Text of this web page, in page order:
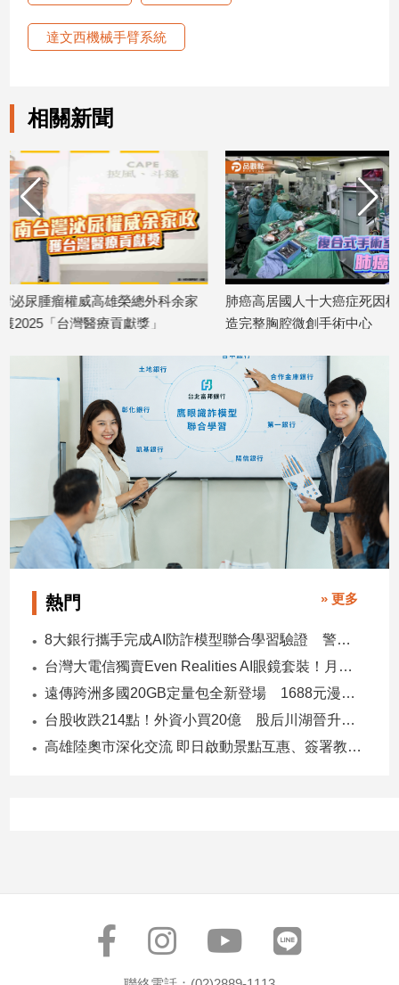
合
作
投
稿
專
區
【我
的
觀
點】
達文西機械手臂系統
相關新聞
肺癌高居國人十大癌症死因榜首 高醫打
造完整胸腔微創手術中心
高雄大同醫院導入達
供醫學中心品質智慧
熱門 » 更多
8大銀行攜手完成AI防詐模型聯合學習驗證 警示帳戶準確度提升2倍
台灣大電信獨賣Even Realities AI眼鏡套裝！月付1399元 專案價3990
遠傳跨洲多國20GB定量包全新登場 1688元漫遊逾百國家！
台股收跌214點！外資小買20億 股后川湖晉升萬金股
高雄陸奧市深化交流 即日啟動景點互惠、簽署教育合作MOU